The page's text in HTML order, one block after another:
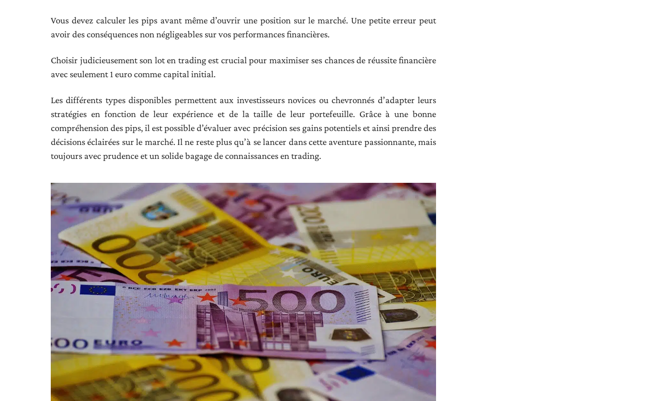
Vous devez calculer les pips avant même d’ouvrir une position sur le marché. Une petite erreur peut
avoir des conséquences non négligeables sur vos performances financières.
Choisir judicieusement son lot en trading est crucial pour maximiser ses chances de réussite financière
avec seulement 1 euro comme capital initial.
Les différents types disponibles permettent aux investisseurs novices ou chevronnés d’adapter leurs
stratégies en fonction de leur expérience et de la taille de leur portefeuille. Grâce à une bonne
compréhension des pips, il est possible d’évaluer avec précision ses gains potentiels et ainsi prendre des
décisions éclairées sur le marché. Il ne reste plus qu’à se lancer dans cette aventure passionnante, mais
toujours avec prudence et un solide bagage de connaissances en trading.